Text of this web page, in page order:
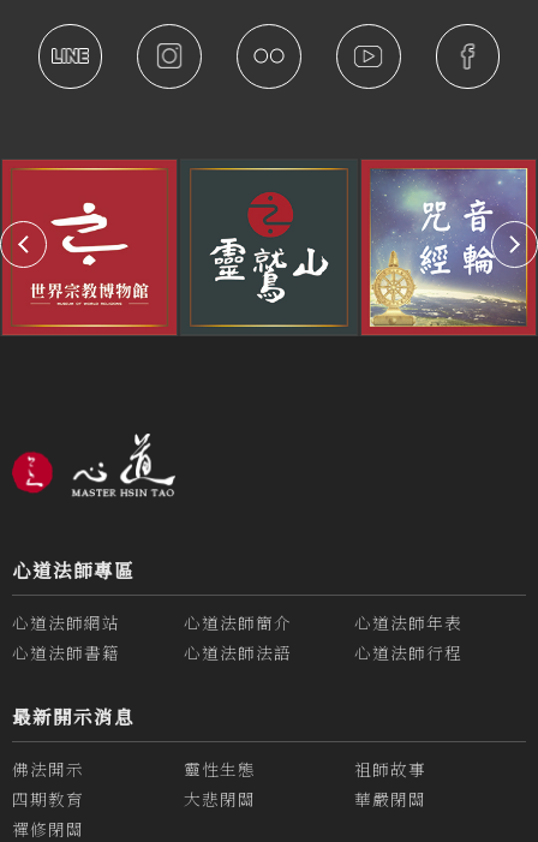
心道法師專區
心道法師網站 心道法師簡介
心道法師年表
心道法師書籍
心道法師法語 心道法師行程
最新開示消息
佛法開示 靈性生態
祖師故事
四期教育
大悲閉關
華嚴閉關
禪修閉關